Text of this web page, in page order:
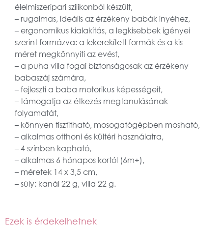
élelmiszeripari szilikonból készült,
– rugalmas, ideális az érzékeny babák ínyéhez,
– ergonomikus kialakítás, a legkisebbek igényei
szerint formázva: a lekerekített formák és a kis
méret megkönnyíti az evést,
– a puha villa fogai biztonságosak az érzékeny
babaszáj számára,
– fejleszti a baba motorikus képességeit,
– támogatja az étkezés megtanulásának
folyamatát,
– könnyen tisztítható, mosogatógépben mosható,
– alkalmas otthoni és kültéri használatra,
– 4 színben kapható,
– alkalmas 6 hónapos kortól (6m+),
– méretek 14 x 3,5 cm,
– súly: kanál 22 g, villa 22 g.
Ezek is érdekelhetnek